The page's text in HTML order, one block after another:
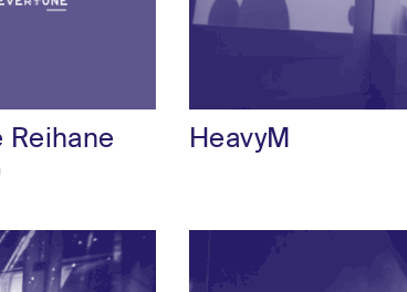
Reihane HeavyM